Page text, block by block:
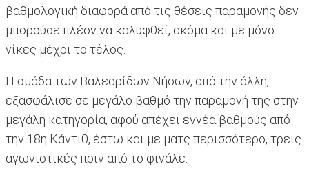
βαθμολογική διαφορά από τις θέσεις παραμονής δεν
μπορούσε πλέον να καλυφθεί, ακόμα και με μόνο
νίκες μέχρι το τέλος.
Η ομάδα των Βαλεαρίδων Νήσων, από την άλλη,
εξασφάλισε σε μεγάλο βαθμό την παραμονή της στην
μεγάλη κατηγορία, αφού απέχει εννέα βαθμούς από
την 18η Κάντιθ, έστω και με ματς περισσότερο, τρεις
αγωνιστικές πριν από το φινάλε.